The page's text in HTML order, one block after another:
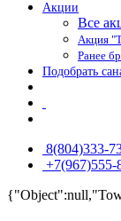
Акции
Все
Акция
Ранее
Подобрать
8(804)333-
+7(967)555-